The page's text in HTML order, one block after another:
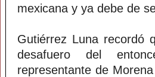
mexicana y ya debe de
Gutiérrez Luna recordó
desafuero del
representante de